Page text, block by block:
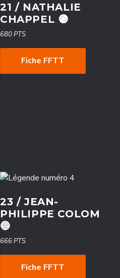
21 / NATHALIE
CHAPPEL 🟣
680 PTS
Fiche FFTT
23 / JEAN-
PHILIPPE COLOM
🔵
666 PTS
Fiche FFTT